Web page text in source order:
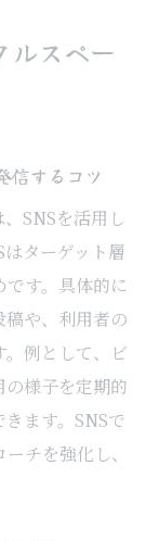
ルスペー
信するコツ
SNSを活用し
ターゲット層
す。具体的に
や、利用者の
例として、ビ
様子を定期的
ます。SNSで
チを強化し、